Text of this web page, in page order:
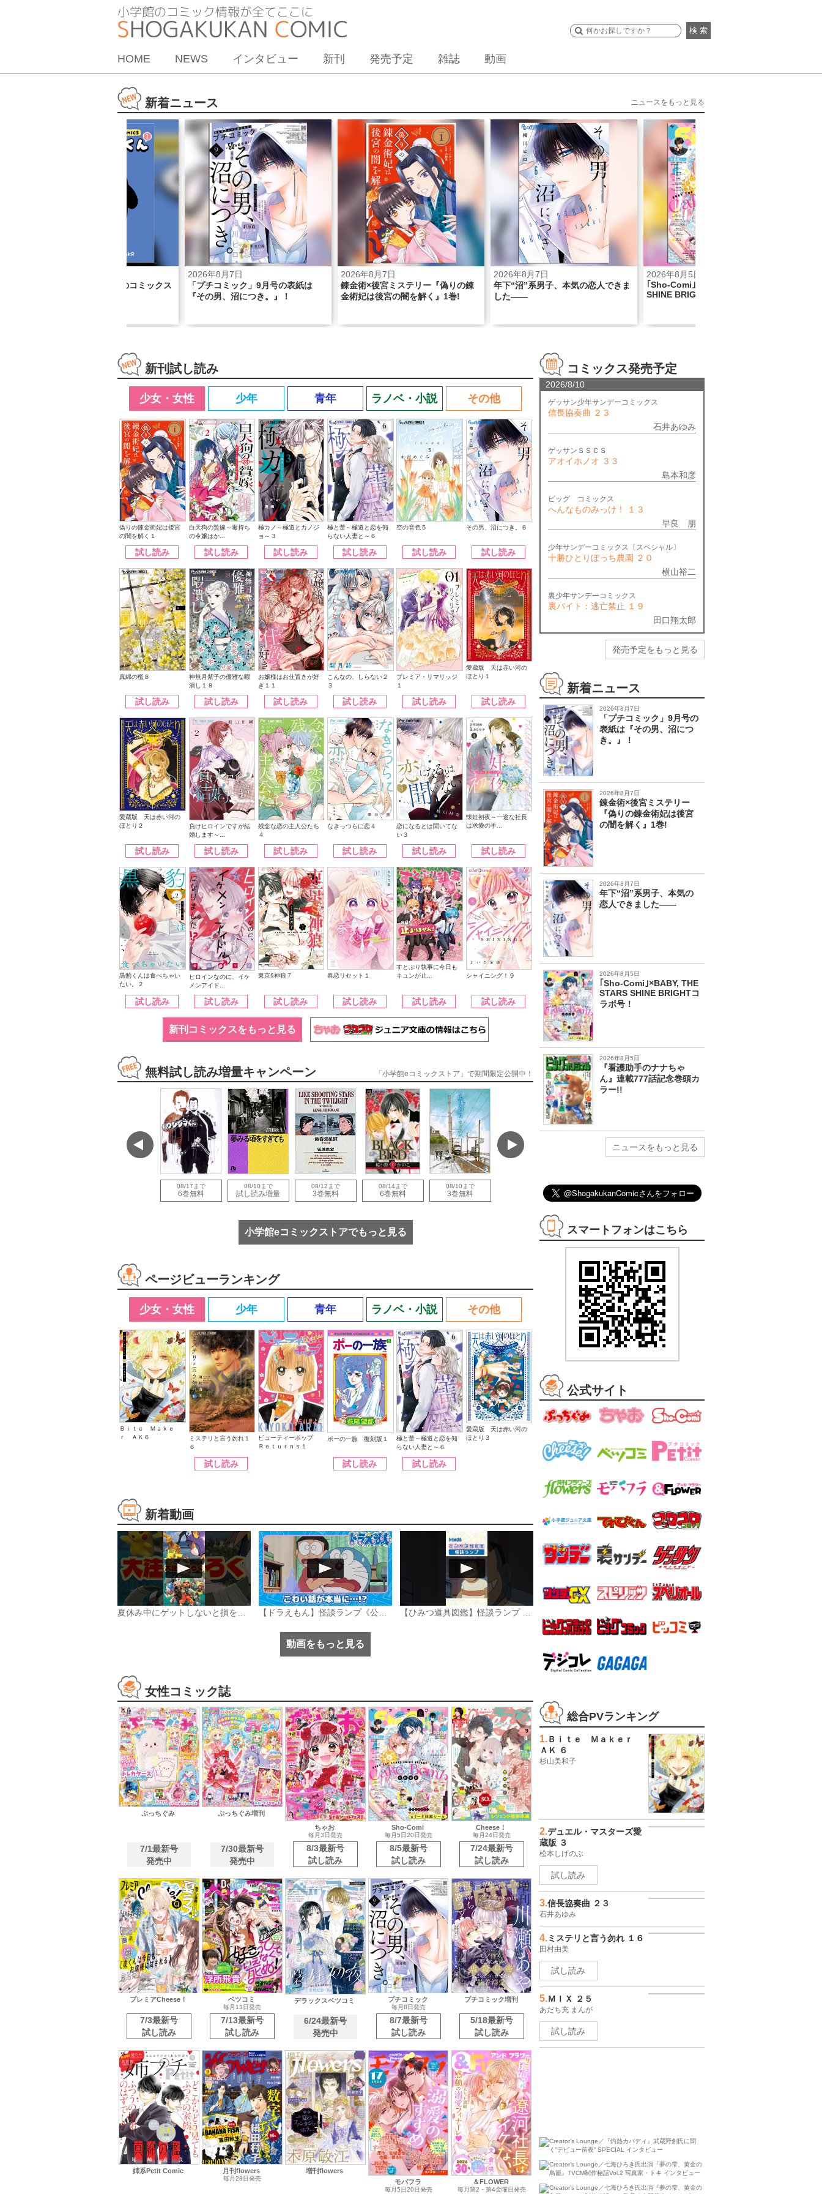
検 索
HOME NEWS インタビュー 新刊 発売予定 雑誌 動画
新着ニュース ニュースをもっと見る
「くまのまーくん」初のコミックス
2026年8月7日
「プチコミック」9月号の表紙は
『その男、沼につき。』！
2026年8月7日
錬金術×後宮ミステリー『偽りの錬
金術妃は後宮の闇を解く』1巻!
2026年8月7日
年下“沼”系男子、本気の恋人できま
した――
2026年8月5日
｢Sho-Comi｣×BABY, THE STARS
SHINE BRIGHTコラボ号！
新刊試し読み
少女・女性 少年 青年 ラノベ・小説 その他
偽りの錬金術妃は後宮
の闇を解く１
試し読み
白天狗の贄嫁～毒持ち
の令嬢はか...
試し読み
極カノ～極道とカノジ
ョ～３
試し読み
極と蕾～極道と恋を知
らない人妻と～６
試し読み
空の音色５
試し読み
その男、沼につき。６
試し読み
真綿の檻８
試し読み
神無月紫子の優雅な暇
潰し１８
試し読み
お嬢様はお仕置きが好
き１１
試し読み
こんなの、しらない２
３
試し読み
プレミア・リマリッジ
１
試し読み
愛蔵版 天は赤い河の
ほとり１
試し読み
愛蔵版 天は赤い河の
ほとり２
試し読み
負けヒロインですが結
婚します～...
試し読み
残念な恋の主人公たち
４
試し読み
なきっつらに恋４
試し読み
恋になるとは聞いてな
い３
試し読み
懐妊初夜～一途な社長
は求愛の手...
試し読み
黒豹くんは食べちゃい
たい。２
試し読み
ヒロインなのに、イケ
メンアイド...
試し読み
東京§神狼７
試し読み
春恋リセット１
試し読み
すとぷり執事に今日も
キュンが止...
試し読み
シャイニング！９
試し読み
新刊コミックスをもっと見る
無料試し読み増量キャンペーン 「小学館eコミックストア」で期間限定公開中！
08/17まで
6巻無料
08/10まで
試し読み増量
08/12まで
3巻無料
08/14まで
6巻無料
08/10まで
3巻無料
08/30まで
3巻無料
08/12まで
3巻無料
小学館eコミックストアでもっと見る
ページビューランキング
少女・女性 少年 青年 ラノベ・小説 その他
Ｂｉｔｅ Ｍａｋｅ
ｒ ＡＫ６
ミステリと言う勿れ１
６
試し読み
ビューティーポップ
Ｒｅｔｕｒｎｓ１
ポーの一族 復刻版１
試し読み
極と蕾～極道と恋を知
らない人妻と～６
試し読み
愛蔵版 天は赤い河の
ほとり３
新着動画
動画をもっと見る
女性コミック誌
ぷっちぐみ
7/1最新号
発売中
ぷっちぐみ増刊
7/30最新号
発売中
ちゃお
毎月3日発売
8/3最新号
試し読み
Sho-Comi
毎月5日20日発売
8/5最新号
試し読み
Cheese！
毎月24日発売
7/24最新号
試し読み
プレミアCheese！
7/3最新号
試し読み
ベツコミ
毎月13日発売
7/13最新号
試し読み
デラックスベツコミ
6/24最新号
発売中
プチコミック
毎月8日発売
8/7最新号
試し読み
プチコミック増刊
5/18最新号
試し読み
姉系Petit Comic 月刊flowers
毎月28日発売
増刊flowers
モバフラ
毎月5日20日発売
＆FLOWER
毎月第2・第4金曜日発売
コミックス発売予定
2026/8/10
ゲッサン少年サンデーコミックス
信長協奏曲 ２３
石井あゆみ
ゲッサンＳＳＣＳ
アオイホノオ ３３
島本和彦
ビッグ コミックス
へんなものみっけ！ １３
早良 朋
少年サンデーコミックス〔スペシャル〕
十勝ひとりぼっち農園 ２０
横山裕二
裏少年サンデーコミックス
裏バイト：逃亡禁止 １９
田口翔太郎
発売予定をもっと見る
新着ニュース
2026年8月7日
「プチコミック」9月号の
表紙は『その男、沼につ
き。』！
2026年8月7日
錬金術×後宮ミステリー
『偽りの錬金術妃は後宮
の闇を解く』1巻!
2026年8月7日
年下“沼”系男子、本気の
恋人できました――
2026年8月5日
｢Sho-Comi｣×BABY, THE
STARS SHINE BRIGHTコ
ラボ号！
2026年8月5日
『看護助手のナナちゃ
ん』連載777話記念巻頭カ
ラー!!
ニュースをもっと見る
スマートフォンはこちら
公式サイト
総合PVランキング
1.Ｂｉｔｅ Ｍａｋｅｒ
ＡＫ ６
杉山美和子
2.デュエル・マスターズ愛
蔵版 ３
松本しげのぶ
試し読み
3.信長協奏曲 ２３
石井あゆみ
4.ミステリと言う勿れ １６
田村由美
あだち充 まんが